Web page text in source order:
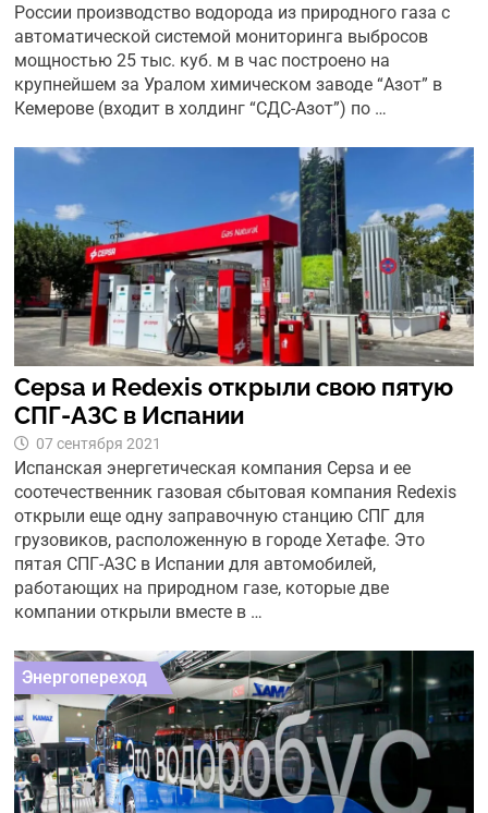
России производство водорода из природного газа с
автоматической системой мониторинга выбросов
мощностью 25 тыс. куб. м в час построено на
крупнейшем за Уралом химическом заводе “Азот” в
Кемерове (входит в холдинг “СДС-Азот”) по …
Cepsa и Redexis открыли свою пятую
СПГ-АЗС в Испании
07 сентября 2021
Испанская энергетическая компания Cepsa и ее
соотечественник газовая сбытовая компания Redexis
открыли еще одну заправочную станцию ​​СПГ для
грузовиков, расположенную в городе Хетафе. Это
пятая СПГ-АЗС в Испании для автомобилей,
работающих на природном газе, которые две
компании открыли вместе в …
Энергопереход